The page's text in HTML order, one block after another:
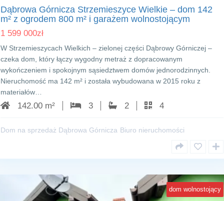
Dąbrowa Górnicza Strzemieszyce Wielkie – dom 142
m² z ogrodem 800 m² i garażem wolnostojącym
1 599 000zł
W Strzemieszycach Wielkich – zielonej części Dąbrowy Górniczej –
czeka dom, który łączy wygodny metraż z dopracowanym
wykończeniem i spokojnym sąsiedztwem domów jednorodzinnych.
Nieruchomość ma 142 m² i została wybudowana w 2015 roku z
materiałów…
142.00 m² 3 2 4
Dom na sprzedaż Dąbrowa Górnicza Biuro nieruchomości
dom wolnostojący